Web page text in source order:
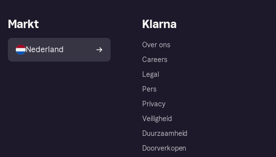
Klarna
Over ons
Careers
Legal
Pers
Privacy
Veiligheid
Duurzaamheid
Doorverkopen
Markt
Nederland